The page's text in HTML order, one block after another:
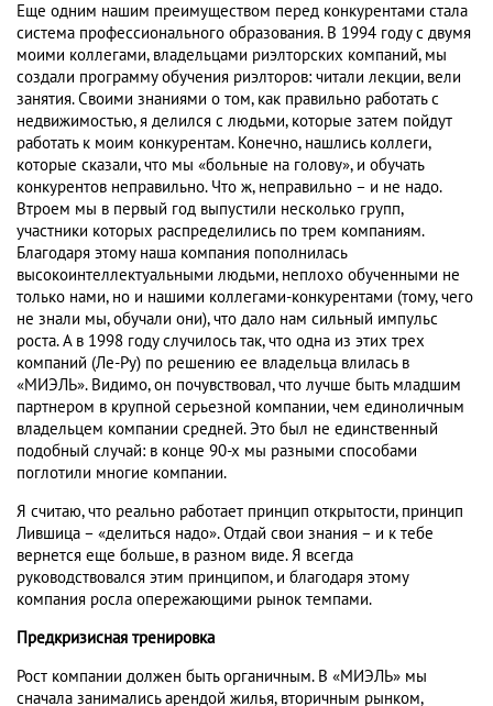
Еще одним нашим преимуществом перед конкурентами стала
система профессионального образования. В 1994 году с двумя
моими коллегами, владельцами риэлторских компаний, мы
создали программу обучения риэлторов: читали лекции, вели
занятия. Своими знаниями о том, как правильно работать с
недвижимостью, я делился с людьми, которые затем пойдут
работать к моим конкурентам. Конечно, нашлись коллеги,
которые сказали, что мы «больные на голову», и обучать
конкурентов неправильно. Что ж, неправильно – и не надо.
Втроем мы в первый год выпустили несколько групп,
участники которых распределились по трем компаниям.
Благодаря этому наша компания пополнилась
высокоинтеллектуальными людьми, неплохо обученными не
только нами, но и нашими коллегами-конкурентами (тому, чего
не знали мы, обучали они), что дало нам сильный импульс
роста. А в 1998 году случилось так, что одна из этих трех
компаний (Ле-Ру) по решению ее владельца влилась в
«МИЭЛЬ». Видимо, он почувствовал, что лучше быть младшим
партнером в крупной серьезной компании, чем единоличным
владельцем компании средней. Это был не единственный
подобный случай: в конце 90-х мы разными способами
поглотили многие компании.
Я считаю, что реально работает принцип открытости, принцип
Лившица – «делиться надо». Отдай свои знания – и к тебе
вернется еще больше, в разном виде. Я всегда
руководствовался этим принципом, и благодаря этому
компания росла опережающими рынок темпами.
Предкризисная тренировка
Рост компании должен быть органичным. В «МИЭЛЬ» мы
сначала занимались арендой жилья, вторичным рынком,